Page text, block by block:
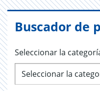
Buscador de
Seleccionar la
Seleccionar la